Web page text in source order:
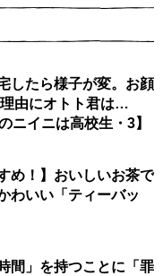
したら様子が変。お顔
由にオトト君は…
ニイニは高校生・3】
め！】おいしいお茶で
わいい「ティーバッ
間」を持つことに「罪